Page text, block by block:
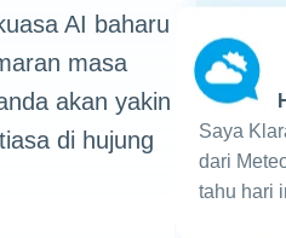
AI baharu
masa
akan yakin
di hujung
Saya
dari
tahu hari